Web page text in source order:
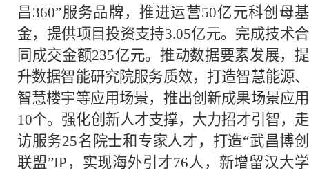
昌360”服务品牌，推进运营50亿元科创母基
金，提供项目投资支持3.05亿元。完成技术合
同成交金额235亿元。推动数据要素发展，提
升数据智能研究院服务质效，打造智慧能源、
智慧楼宇等应用场景，推出创新成果场景应用
10个。强化创新人才支撑，大力招才引智，走
访服务25名院士和专家人才，打造“武昌博创
联盟”IP，实现海外引才76人，新增留汉大学